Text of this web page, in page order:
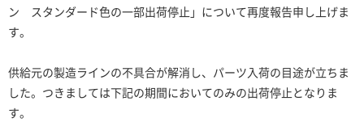
ン スタンダード色の一部出荷停止」について再度報告申し上げま
す。
供給元の製造ラインの不具合が解消し、パーツ入荷の目途が立ちま
した。つきましては下記の期間においてのみの出荷停止となりま
す。